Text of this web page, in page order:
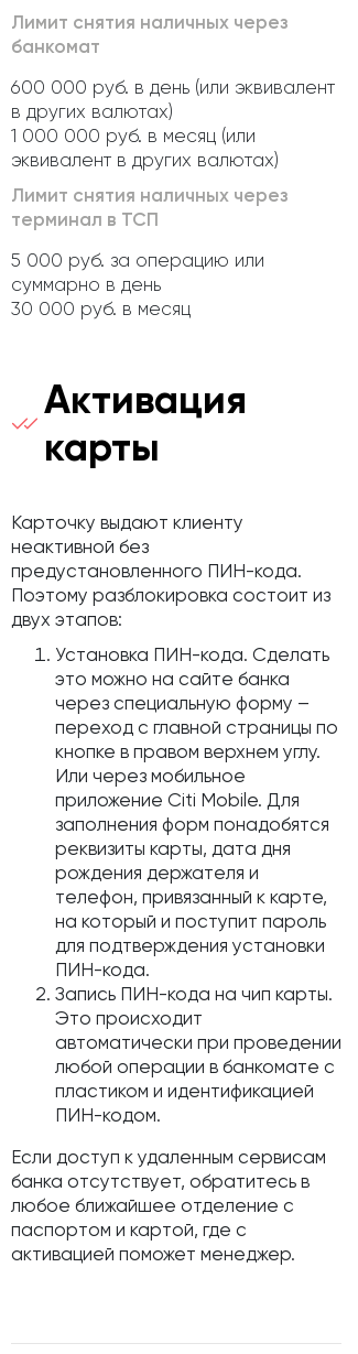
Лимит снятия наличных через
банкомат
600 000 руб. в день (или эквивалент
в других валютах)
1 000 000 руб. в месяц (или
эквивалент в других валютах)
Лимит снятия наличных через
терминал в ТСП
5 000 руб. за операцию или
суммарно в день
30 000 руб. в месяц
Активация
карты
Карточку выдают клиенту
неактивной без
предустановленного ПИН-кода.
Поэтому разблокировка состоит из
двух этапов:
Установка ПИН-кода. Сделать
это можно на сайте банка
через специальную форму –
переход с главной страницы по
кнопке в правом верхнем углу.
Или через мобильное
приложение Citi Mobile. Для
заполнения форм понадобятся
реквизиты карты, дата дня
рождения держателя и
телефон, привязанный к карте,
на который и поступит пароль
для подтверждения установки
ПИН-кода.
Запись ПИН-кода на чип карты.
Это происходит
автоматически при проведении
любой операции в банкомате с
пластиком и идентификацией
ПИН-кодом.
Если доступ к удаленным сервисам
банка отсутствует, обратитесь в
любое ближайшее отделение с
паспортом и картой, где с
активацией поможет менеджер.